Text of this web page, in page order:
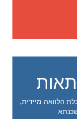
הלוואה מיידית,